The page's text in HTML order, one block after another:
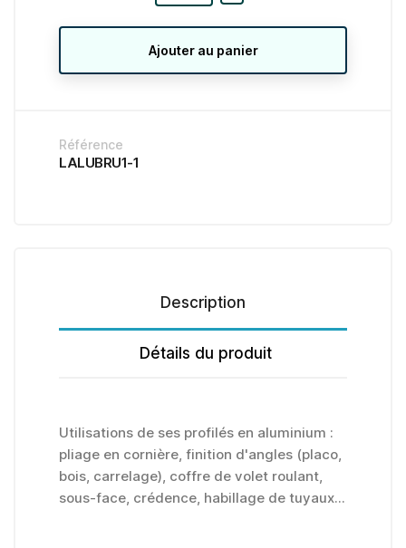
Ajouter au panier
Référence
LALUBRU1-1
Description
Détails du produit
Utilisations de ses profilés en aluminium :
pliage en cornière, finition d'angles (placo,
bois, carrelage), coffre de volet roulant,
sous-face, crédence, habillage de tuyaux...